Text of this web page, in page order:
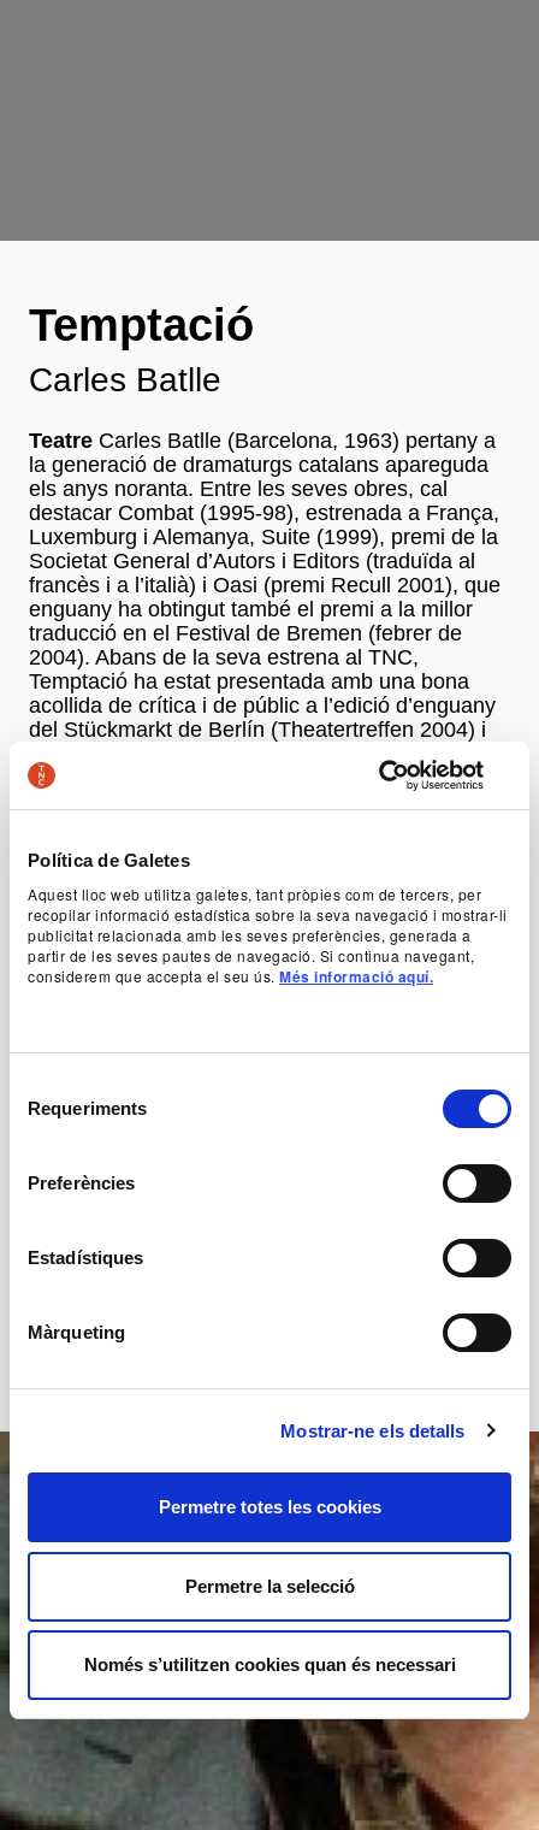
Política de Galetes
Aquest lloc web utilitza galetes, tant pròpies com de tercers, per
recopilar informació estadística sobre la seva navegació i mostrar-li
publicitat relacionada amb les seves preferències, generada a
partir de les seves pautes de navegació. Si continua navegant,
considerem que accepta el seu ús. Més informació aquí.
Requeriments
Preferències
Estadístiques
Màrqueting
Mostrar-ne els detalls
Permetre totes les cookies
Permetre la selecció
Només s’utilitzen cookies quan és necessari
Temptació
Carles Batlle
Teatre Carles Batlle (Barcelona, 1963) pertany a
la generació de dramaturgs catalans apareguda
els anys noranta. Entre les seves obres, cal
destacar Combat (1995-98), estrenada a França,
Luxemburg i Alemanya, Suite (1999), premi de la
Societat General d’Autors i Editors (traduïda al
francès i a l’italià) i Oasi (premi Recull 2001), que
enguany ha obtingut també el premi a la millor
traducció en el Festival de Bremen (febrer de
2004). Abans de la seva estrena al TNC,
Temptació ha estat presentada amb una bona
acollida de crítica i de públic a l’edició d’enguany
del Stückmarkt de Berlín (Theatertreffen 2004) i
publicada per la revista Theater der Zeit.
Temptació
explica la història encreuada de tres
clandestí de persones, i Hassan, un home gran
que vol retrobar un antic amic de joventut. El destí
entrelliga la trajectòria d’aquests personatges
d’una manera maliciosa: per culpa d’un seguit de
malentesos, tots tres cometran grans
equivocacions i es veuran abocats a la tragèdia.